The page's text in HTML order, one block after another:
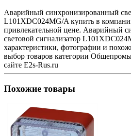
Аварийный синхронизированный
L101XDC024MG/A купить в
привлекательной цене. Аварийный
световой сигнализатор
характеристики, фотографии и
выбор товаров категории
сайте E2s-Rus.ru
Похожие товары